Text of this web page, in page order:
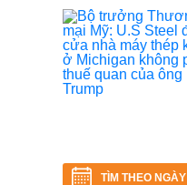
TÌM THEO NGÀY